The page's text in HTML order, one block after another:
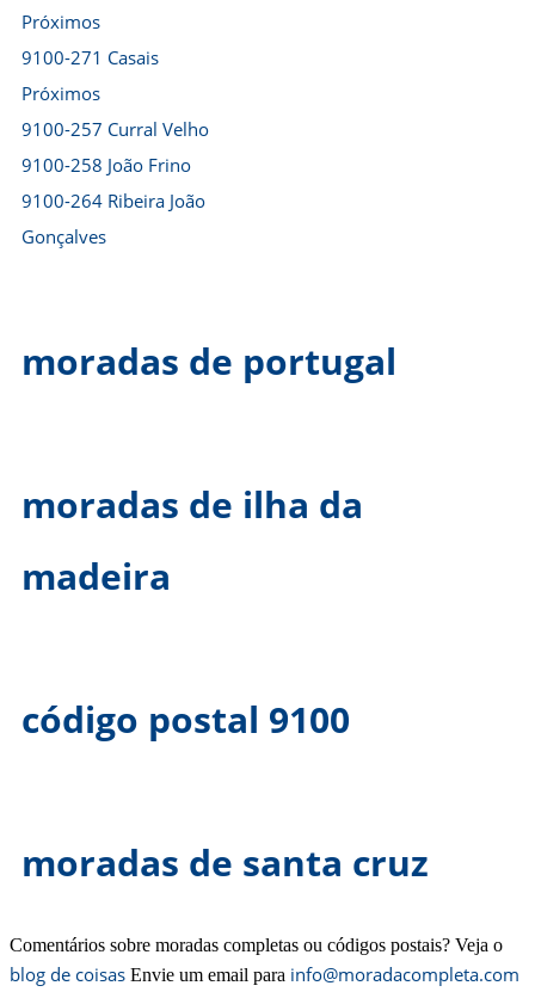
Próximos
9100-271 Casais
Próximos
9100-257 Curral Velho
9100-258 João Frino
9100-264 Ribeira João
Gonçalves
moradas de portugal
moradas de ilha da
madeira
código postal 9100
moradas de santa cruz
Comentários sobre moradas completas ou códigos postais? Veja o
blog de coisas Envie um email para info@moradacompleta.com